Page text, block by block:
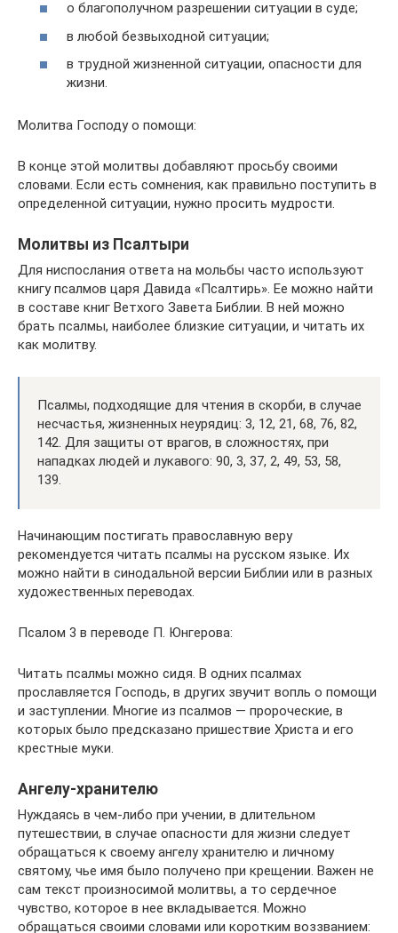
о благополучном разрешении ситуации в суде;
в любой безвыходной ситуации;
в трудной жизненной ситуации, опасности для
жизни.
Молитва Господу о помощи:
В конце этой молитвы добавляют просьбу своими
словами. Если есть сомнения, как правильно поступить в
определенной ситуации, нужно просить мудрости.
Молитвы из Псалтыри
Для ниспослания ответа на мольбы часто используют
книгу псалмов царя Давида «Псалтирь». Ее можно найти
в составе книг Ветхого Завета Библии. В ней можно
брать псалмы, наиболее близкие ситуации, и читать их
как молитву.
Псалмы, подходящие для чтения в скорби, в случае
несчастья, жизненных неурядиц: 3, 12, 21, 68, 76, 82,
142. Для защиты от врагов, в сложностях, при
нападках людей и лукавого: 90, 3, 37, 2, 49, 53, 58,
139.
Начинающим постигать православную веру
рекомендуется читать псалмы на русском языке. Их
можно найти в синодальной версии Библии или в разных
художественных переводах.
Псалом 3 в переводе П. Юнгерова:
Читать псалмы можно сидя. В одних псалмах
прославляется Господь, в других звучит вопль о помощи
и заступлении. Многие из псалмов — пророческие, в
которых было предсказано пришествие Христа и его
крестные муки.
Ангелу-хранителю
Нуждаясь в чем-либо при учении, в длительном
путешествии, в случае опасности для жизни следует
обращаться к своему ангелу хранителю и личному
святому, чье имя было получено при крещении. Важен не
сам текст произносимой молитвы, а то сердечное
чувство, которое в нее вкладывается. Можно
обращаться своими словами или коротким воззванием: